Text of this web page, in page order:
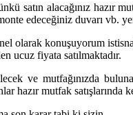
satın alacağınız
edeceğiniz duvarı vb.
olarak konuşuyorum
ucuz fiyata satılmaktadır.
ve mutfağınızda
hazır mutfak satışlarında